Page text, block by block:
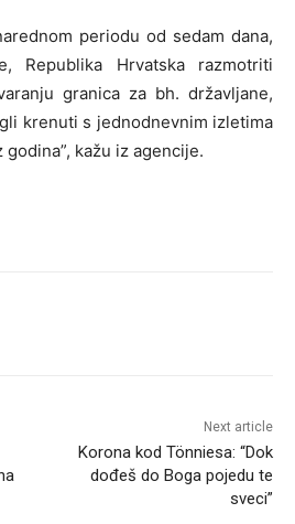
periodu od sedam dana,
Republika Hrvatska razmotriti
granica za bh. državljane,
krenuti s jednodnevnim izletima
kažu iz agencije.
Next article
Korona kod Tönniesa: “Dok
dođeš do Boga pojedu te
sveci”